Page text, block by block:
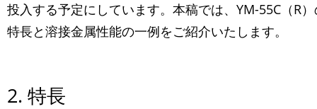
投入する予定にしています。本稿では、YM-55C（R
特長と溶接金属性能の一例をご紹介いたします。
2. 特長